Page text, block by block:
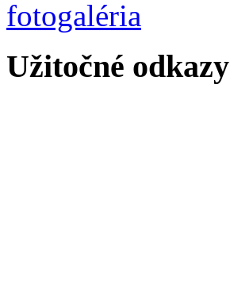
Užitočné odkazy